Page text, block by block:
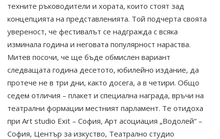
техните ръководители и хората, които стоят зад
концепцията на представленията. Той подчерта своята
увереност, че фестивалът се надгражда с всяка
изминала година и неговата популярност нараства.
Митев посочи, че ще бъде обмислен вариант
следващата година десетото, юбилейно издание, да
протече не в три дни, както досега, а в четири. Общо
седем отличия – плакет и специална награда, връчи на
театрални формации местният парламент. Те отидоха
при Аrt studio Exit – София, Арт асоциация „Водолей“ –
София, Център за изкуство, Театрално студио